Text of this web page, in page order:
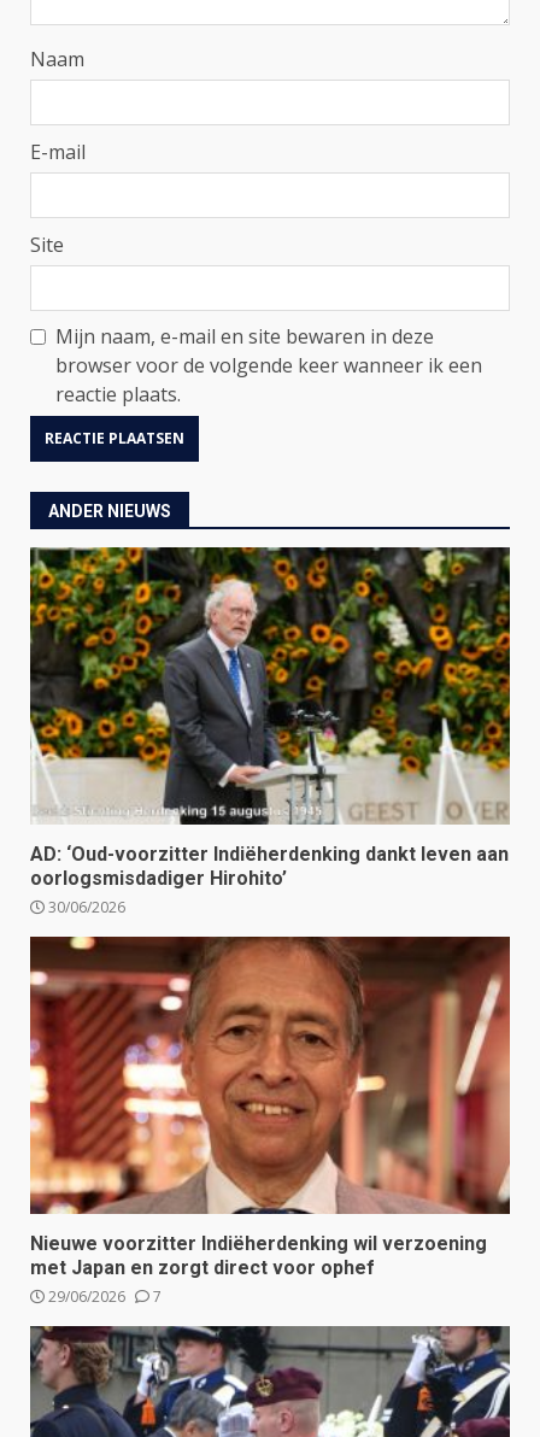
Naam
E-mail
Site
Mijn naam, e-mail en site bewaren in deze
browser voor de volgende keer wanneer ik een
reactie plaats.
ANDER NIEUWS
AD: ‘Oud-voorzitter Indiëherdenking dankt leven aan
oorlogsmisdadiger Hirohito’
30/06/2026
Nieuwe voorzitter Indiëherdenking wil verzoening
met Japan en zorgt direct voor ophef
29/06/2026 7